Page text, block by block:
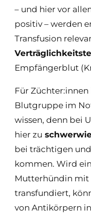
– und hier vor
positiv – werden
Transfusion
Empfängerblut
Für
Blutgruppe im
wissen, denn bei
hier zu
bei trächtigen
kommen. Wird
Mutterhündin mit
transfundiert,
von Antikörpern